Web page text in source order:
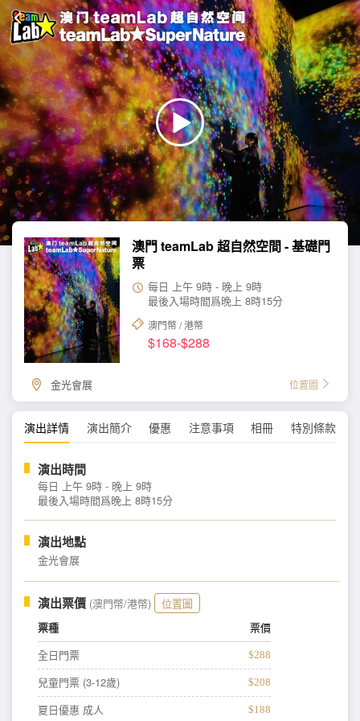
澳門 teamLab 超自然空間 - 基礎門
票
每日 上午 9時 - 晚上 9時
最後入場時間爲晚上 8時15分
澳門幣 / 港幣
$168-$288
金光會展 位置圖
演出詳情 演出簡介 優惠 注意事項 相冊 特別條款
演出時間
每日 上午 9時 - 晚上 9時
最後入場時間爲晚上 8時15分
演出地點
金光會展
演出票價 (澳門幣/港幣)
位置圖
票種
票價
全日門票
$288
兒童門票 (3-12歲) $208
夏日優惠 成人 $188